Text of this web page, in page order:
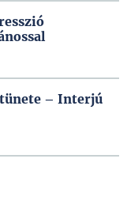
– Interjú